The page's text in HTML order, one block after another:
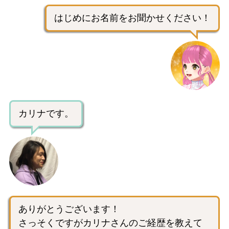
はじめにお名前をお聞かせください！
カリナです。
ありがとうございます！
さっそくですがカリナさんのご経歴を教えて